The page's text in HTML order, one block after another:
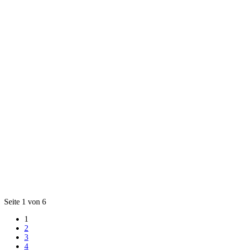
Seite 1 von 6
1
2
3
4